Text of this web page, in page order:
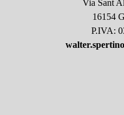
Via Sant
16154
P.IVA: